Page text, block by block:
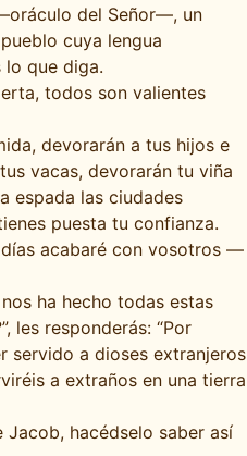
del Señor—, un
cuya lengua
lo que diga.
todos son valientes
devorarán a tus hijos e
vacas, devorarán tu viña
espada las ciudades
puesta tu confianza.
acabaré con vosotros —
ha hecho todas estas
les responderás: “Por
servido a dioses extranjeros
a extraños en una tierra
hacédselo saber así